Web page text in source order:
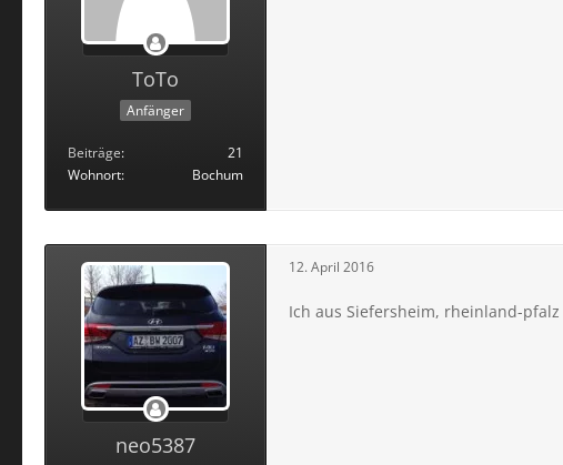
ToTo
Anfänger
Beiträge
21
Wohnort
Bochum
neo5387
12. April 2016
Ich aus Siefersheim, rheinland-